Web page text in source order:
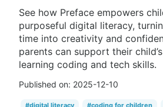
See how Preface empowers
purposeful digital literacy,
time into creativity and
parents can support their
learning coding and tech skills.
Published on: 2025-12-10
#digital literacy #coding for children